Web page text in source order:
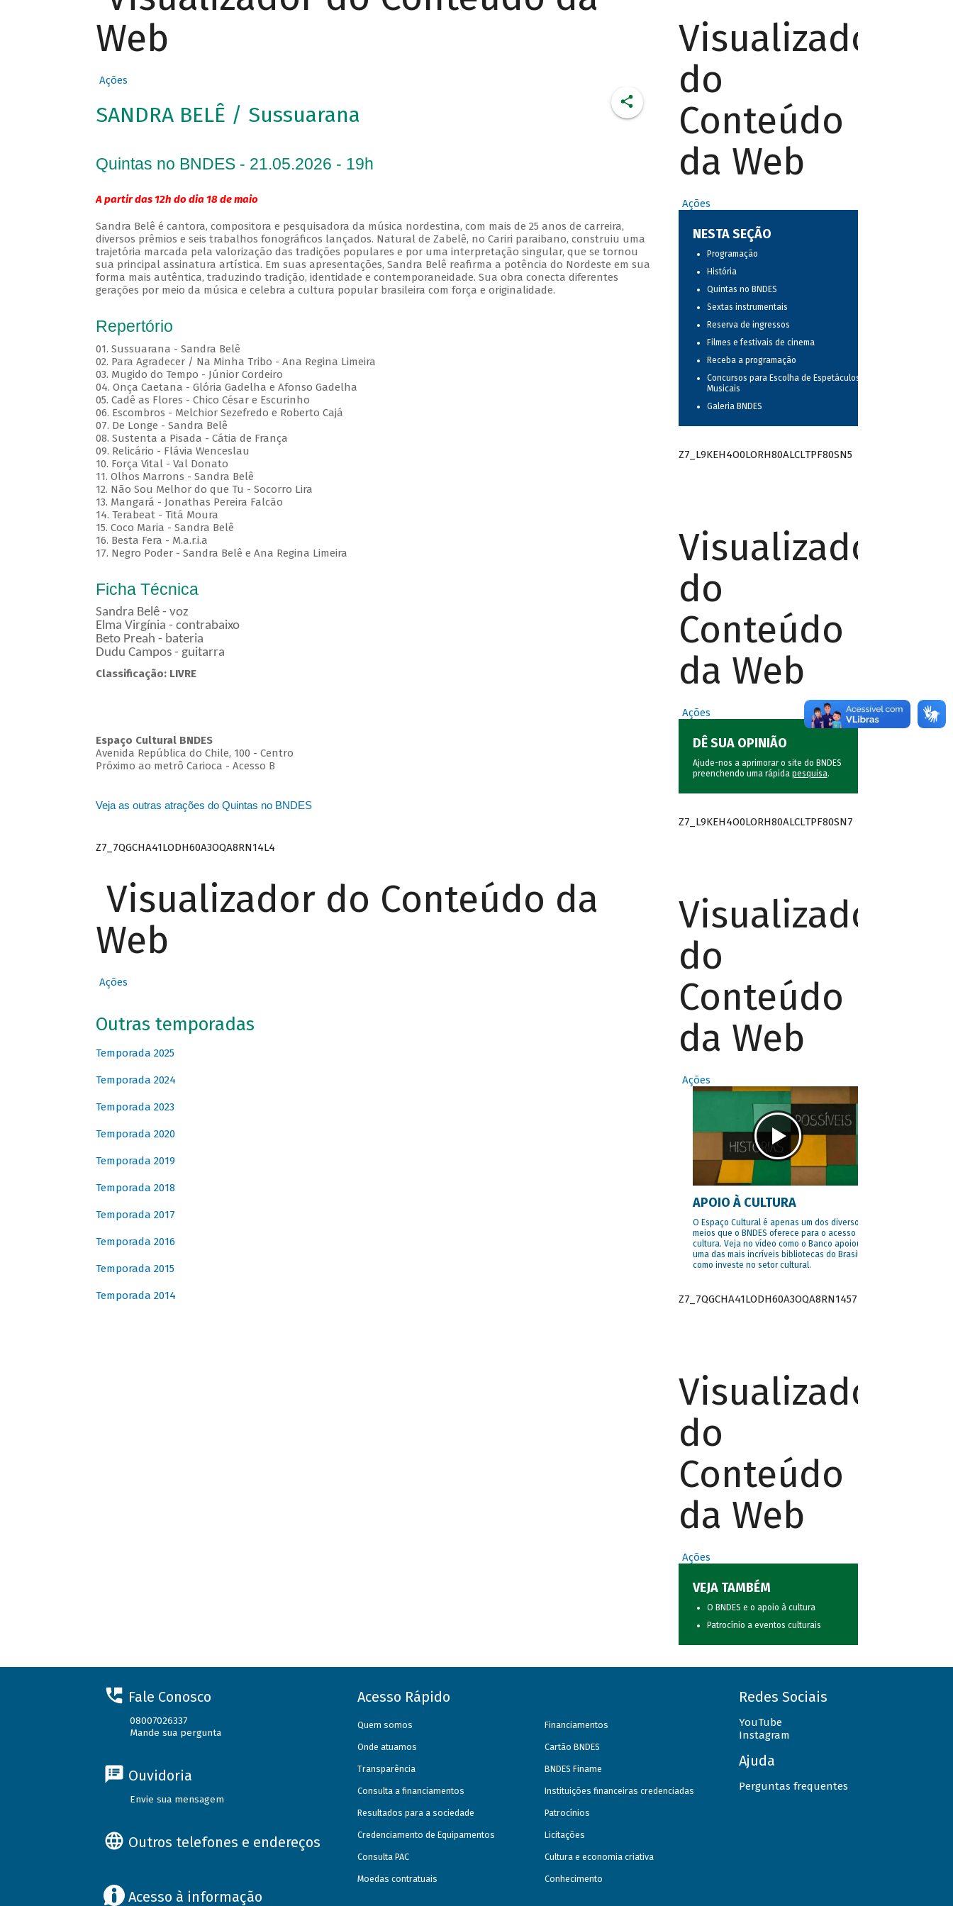
Web
Ações
SANDRA BELÊ / Sussuarana
Quintas no BNDES - 21.05.2026 - 19h
A partir das 12h do dia 18 de maio
Sandra Belê é cantora, compositora e pesquisadora da música nordestina, com mais de 25 anos de carreira,
diversos prêmios e seis trabalhos fonográficos lançados. Natural de Zabelê, no Cariri paraibano, construiu uma
trajetória marcada pela valorização das tradições populares e por uma interpretação singular, que se tornou
sua principal assinatura artística. Em suas apresentações, Sandra Belê reafirma a potência do Nordeste em sua
forma mais autêntica, traduzindo tradição, identidade e contemporaneidade. Sua obra conecta diferentes
gerações por meio da música e celebra a cultura popular brasileira com força e originalidade.
Repertório
01. Sussuarana - Sandra Belê
02. Para Agradecer / Na Minha Tribo - Ana Regina Limeira
03. Mugido do Tempo - Júnior Cordeiro
04. Onça Caetana - Glória Gadelha e Afonso Gadelha
05. Cadê as Flores - Chico César e Escurinho
06. Escombros - Melchior Sezefredo e Roberto Cajá
07. De Longe - Sandra Belê
08. Sustenta a Pisada - Cátia de França
09. Relicário - Flávia Wenceslau
10. Força Vital - Val Donato
11. Olhos Marrons - Sandra Belê
12. Não Sou Melhor do que Tu - Socorro Lira
13. Mangará - Jonathas Pereira Falcão
14. Terabeat - Titá Moura
15. Coco Maria - Sandra Belê
16. Besta Fera - M.a.r.i.a
17. Negro Poder - Sandra Belê e Ana Regina Limeira
Ficha Técnica
Sandra Belê - voz
Elma Virgínia - contrabaixo
Beto Preah - bateria
Dudu Campos - guitarra
Classificação: LIVRE
Espaço Cultural BNDES
Avenida República do Chile, 100 - Centro
Próximo ao metrô Carioca - Acesso B
Veja as outras atrações do Quintas no BNDES
Z7_7QGCHA41LODH60A3OQA8RN14L4
Visualizador do Conteúdo da
Web
Ações
Outras temporadas
Temporada 2025
Temporada 2024
Temporada 2023
Temporada 2020
Temporada 2019
Temporada 2018
Temporada 2017
Temporada 2016
Temporada 2015
Temporada 2014
Visualizador
do
Conteúdo
da Web
Ações
NESTA SEÇÃO
Programação
História
Quintas no BNDES
Sextas instrumentais
Reserva de ingressos
Filmes e festivais de cinema
Receba a programação
Concursos para Escolha de Espetáculos
Musicais
Galeria BNDES
Z7_L9KEH4O0LORH80ALCLTPF80SN5
Visualizador
do
Conteúdo
da Web
Ações
DÊ SUA OPINIÃO
Ajude-nos a aprimorar o site do BNDES
preenchendo uma rápida pesquisa.
Z7_L9KEH4O0LORH80ALCLTPF80SN7
Visualizador
do
Conteúdo
da Web
Ações
APOIO À CULTURA
O Espaço Cultural é apenas um dos diversos
meios que o BNDES oferece para o acesso à
cultura. Veja no vídeo como o Banco apoiou
uma das mais incríveis bibliotecas do Brasil e
como investe no setor cultural.
Z7_7QGCHA41LODH60A3OQA8RN1457
Visualizador
do
Conteúdo
da Web
Ações
VEJA TAMBÉM
O BNDES e o apoio à cultura
Patrocínio a eventos culturais
Fale Conosco
08007026337
Mande sua pergunta
Ouvidoria
Envie sua mensagem
Outros telefones e endereços
Acesso à informação
Acesso Rápido
Quem somos
Onde atuamos
Transparência
Consulta a financiamentos
Resultados para a sociedade
Credenciamento de Equipamentos
Consulta PAC
Moedas contratuais
Financiamentos
Cartão BNDES
BNDES Finame
Instituições financeiras credenciadas
Patrocínios
Licitações
Cultura e economia criativa
Conhecimento
Redes Sociais
YouTube
Instagram
Ajuda
Perguntas frequentes